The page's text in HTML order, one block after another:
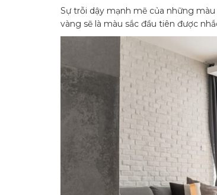
Sự trỗi dậy mạnh mẽ của những
vàng sẽ là màu sắc đầu tiên được